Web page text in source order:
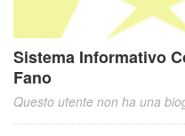
Sistema Informativo
Fano
Questo utente non ha una